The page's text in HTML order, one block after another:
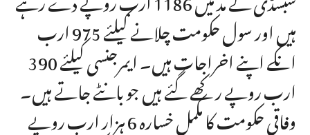
ہیں اور سول حکومت چلانے کیلئے 975 ارب
انکے اپنے اخراجات ہیں۔ ایمرجنسی کیلئے 390
ارب روپے رکھے گئے ہیں جو بانٹے جاتے ہیں۔
وفاقی حکومت کا مکمل خسارہ 6 ہزار ارب روپے